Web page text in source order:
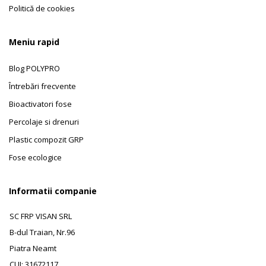
Politică de cookies
Meniu rapid
Blog POLYPRO
Întrebări frecvente
Bioactivatori fose
Percolaje si drenuri
Plastic compozit GRP
Fose ecologice
Informatii companie
SC FRP VISAN SRL
B-dul Traian, Nr.96
Piatra Neamt